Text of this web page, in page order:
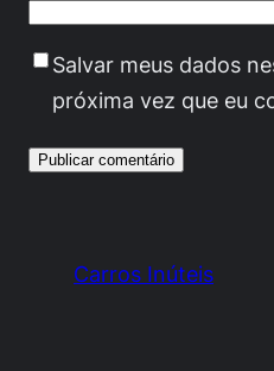
Salvar meus dados
próxima vez que eu
Carros Inúteis